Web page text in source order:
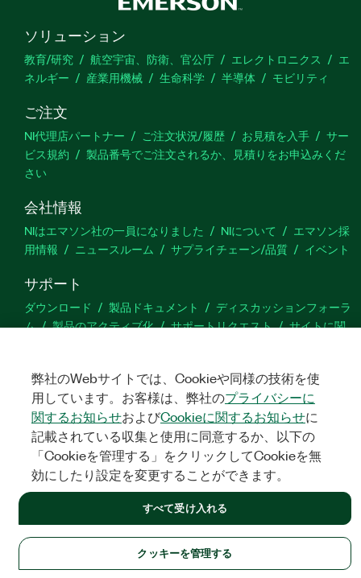
ソリューション
教育/研究 航空宇宙、防衛、官公庁 エレクトロニクス
エ
ネルギー
産業用機械 生命科学 半導体 モビリティ
ご注文
NI代理店パートナー ご注文状況/履歴 お見積を入手
サー
ビス規約
製品番号でご注文されるか、見積りをお申込みくだ
さい
会社情報
NIはエマソン社の一員になりました NIについて
エマソン採
用情報
ニュースルーム サプライチェーン/品質 イベント
サポート
ダウンロード 製品ドキュメント
ディスカッションフォーラ
ム
製品のアクティブ化 サポートリクエスト
サイトに関
TwitterYouTube
法令関連情報|IMPRINT|プライバシー|クッキーを管理する
NATIONAL INSTRUMENTS CORP. ALL RIGHTS RESERVED.
弊社のWebサイトでは、Cookieや同様の技術を使
用しています。お客様は、弊社のプライバシーに
関するお知らせおよびCookieに関するお知らせに
記載されている収集と使用に同意するか、以下の
「Cookieを管理する」をクリックしてCookieを無
効にしたり設定を変更することができます。
クッキーを管理する
すべて受け入れる